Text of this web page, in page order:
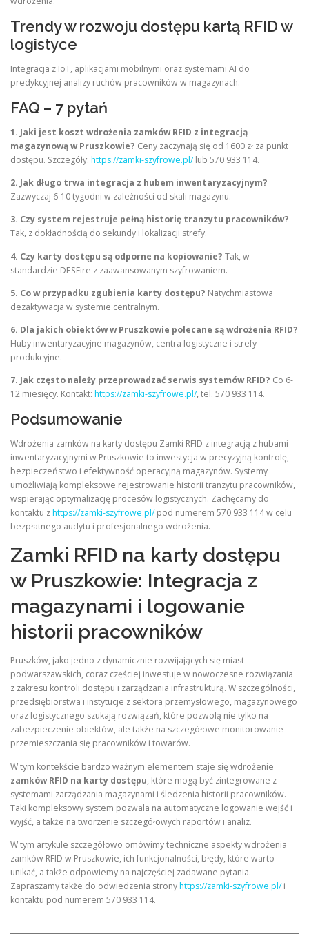
Trendy w rozwoju dostępu kartą RFID w
logistyce
Integracja z IoT, aplikacjami mobilnymi oraz systemami AI do
predykcyjnej analizy ruchów pracowników w magazynach.
FAQ – 7 pytań
1. Jaki jest koszt wdrożenia zamków RFID z integracją
magazynową w Pruszkowie? Ceny zaczynają się od 1600 zł za punkt
dostępu. Szczegóły: https://zamki-szyfrowe.pl/lub 570 933 114.
2. Jak długo trwa integracja z hubem inwentaryzacyjnym?
Zazwyczaj 6-10 tygodni w zależności od skali magazynu.
3. Czy system rejestruje pełną historię tranzytu pracowników?
Tak, z dokładnością do sekundy i lokalizacji strefy.
4. Czy karty dostępu są odporne na kopiowanie? Tak, w
standardzie DESFire z zaawansowanym szyfrowaniem.
5. Co w przypadku zgubienia karty dostępu? Natychmiastowa
dezaktywacja w systemie centralnym.
6. Dla jakich obiektów w Pruszkowie polecane są wdrożenia RFID?
Huby inwentaryzacyjne magazynów, centra logistyczne i strefy
produkcyjne.
7. Jak często należy przeprowadzać serwis systemów RFID? Co 6-
12 miesięcy. Kontakt: https://zamki-szyfrowe.pl/, tel. 570 933 114.
Podsumowanie
Wdrożenia zamków na karty dostępu Zamki RFID z integracją z hubami
inwentaryzacyjnymi w Pruszkowie to inwestycja w precyzyjną kontrolę,
bezpieczeństwo i efektywność operacyjną magazynów. Systemy
umożliwiają kompleksowe rejestrowanie historii tranzytu pracowników,
wspierając optymalizację procesów logistycznych. Zachęcamy do
kontaktu zhttps://zamki-szyfrowe.pl/pod numerem 570 933 114 w celu
bezpłatnego audytu i profesjonalnego wdrożenia.
Zamki RFID na karty dostępu
w Pruszkowie: Integracja z
magazynami i logowanie
historii pracowników
Pruszków, jako jedno z dynamicznie rozwijających się miast
podwarszawskich, coraz częściej inwestuje w nowoczesne rozwiązania
z zakresu kontroli dostępu i zarządzania infrastrukturą. W szczególności,
przedsiębiorstwa i instytucje z sektora przemysłowego, magazynowego
oraz logistycznego szukają rozwiązań, które pozwolą nie tylko na
zabezpieczenie obiektów, ale także na szczegółowe monitorowanie
przemieszczania się pracowników i towarów.
W tym kontekście bardzo ważnym elementem staje się wdrożenie
zamków RFID na karty dostępu, które mogą być zintegrowane z
systemami zarządzania magazynami i śledzenia historii pracowników.
Taki kompleksowy system pozwala na automatyczne logowanie wejść i
wyjść, a także na tworzenie szczegółowych raportów i analiz.
W tym artykule szczegółowo omówimy techniczne aspekty wdrożenia
zamków RFID w Pruszkowie, ich funkcjonalności, błędy, które warto
unikać, a także odpowiemy na najczęściej zadawane pytania.
Zapraszamy także do odwiedzenia stronyhttps://zamki-szyfrowe.pl/i
kontaktu pod numerem 570 933 114.